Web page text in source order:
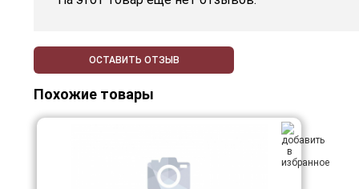
ОСТАВИТЬ ОТЗЫВ
Похожие товары